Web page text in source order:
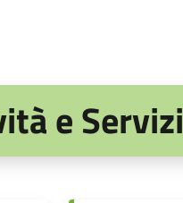
e Servizi